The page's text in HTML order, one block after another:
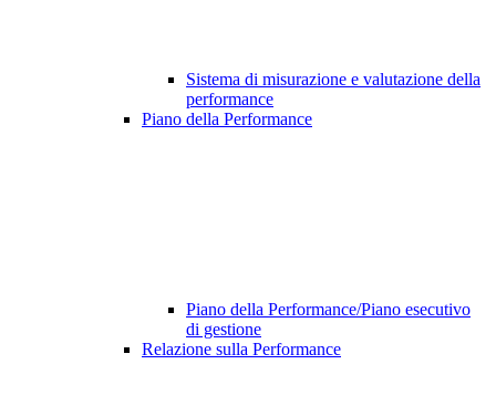
Sistema di misurazione e valutazione della
performance
Piano della Performance
Piano della Performance/Piano esecutivo
di gestione
Relazione sulla Performance